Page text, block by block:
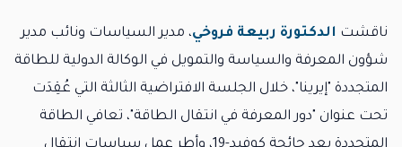
ناقشت الدكتورة ربيعة فروخي، مدير السياسات ونائب مدير
شؤون المعرفة والسياسة والتمويل في الوكالة الدولية للطاقة
المتجددة "إيرينا"، خلال الجلسة الافتراضية الثالثة التي عُقِدَت
تحت عنوان "دور المعرفة في انتقال الطاقة"، تعافي الطاقة